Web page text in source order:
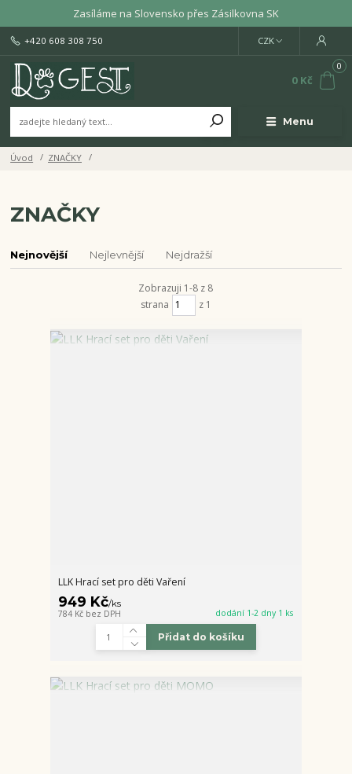
Zasíláme na Slovensko přes Zásilkovna SK
Menu
CZK
+420 608 308 750
0
0 Kč
Úvod ZNAČKY
ZNAČKY
Nejnovější Nejlevnější Nejdražší
Zobrazuji 1-8 z 8
strana
z 1
LLK Hrací set pro děti Vaření
949 Kč/ks
784 Kč bez DPH dodání 1-2 dny 1 ks
Přidat do košíku